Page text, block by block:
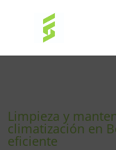
Limpieza y
climatización en
eficiente